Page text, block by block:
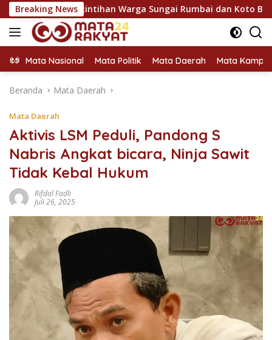
Langsung
ke
konten
Breaking News
Warga Sungai Rumbai dan Koto Besar via Reses
Mata Nasional Mata Politik Mata Daerah Mata
Beranda Mata Daerah
Mata Daerah
Aktivis LSM Peduli, Pandong S
Nabris Angkat bicara, Ninja Sawit
Tidak Kebal Hukum
Rifdal Fadli
Juli 26, 2025